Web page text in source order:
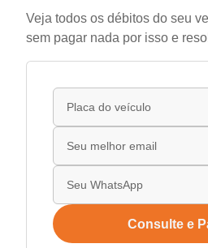
Veja todos os débitos do seu
sem pagar nada por isso e
Consulte e